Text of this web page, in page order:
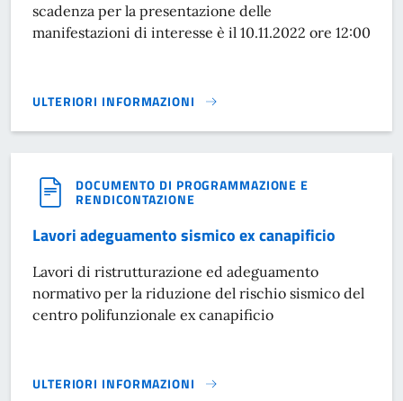
scadenza per la presentazione delle
manifestazioni di interesse è il 10.11.2022 ore 12:00
ULTERIORI INFORMAZIONI
MESSA IN SICUREZZA TRATTI DI VIABILITÀ}
DOCUMENTO DI PROGRAMMAZIONE E
RENDICONTAZIONE
Lavori adeguamento sismico ex canapificio
Lavori di ristrutturazione ed adeguamento
normativo per la riduzione del rischio sismico del
centro polifunzionale ex canapificio
ULTERIORI INFORMAZIONI
LAVORI ADEGUAMENTO SISMICO EX CANAPIFICIO}